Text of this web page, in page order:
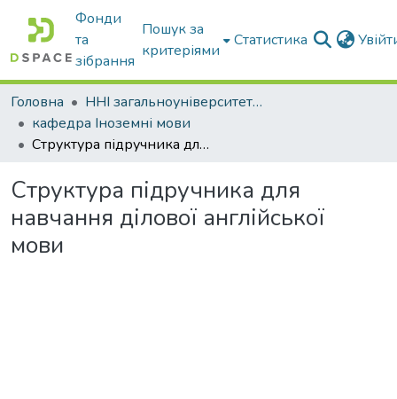
Фонди
та
зібрання
Пошук за
критеріями
Статистика
Головна
ННІ загальноуніверситетської підготовки
кафедра Іноземні мови
Структура підручника для навчання ділової англійської мови
Структура підручника для
навчання ділової англійської
мови